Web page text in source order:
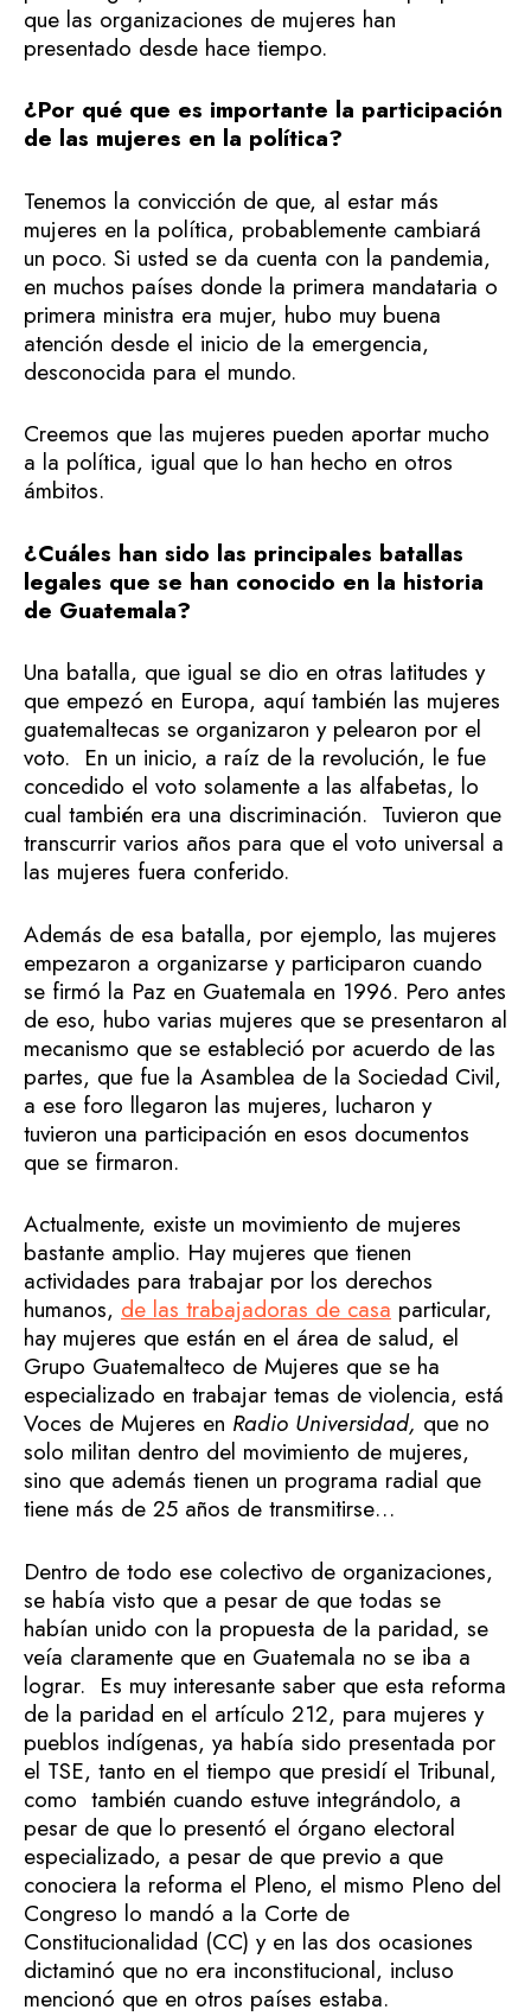
que las organizaciones de mujeres han
presentado desde hace tiempo.
¿Por qué que es importante la participación
de las mujeres en la política?
Tenemos la convicción de que, al estar más
mujeres en la política, probablemente cambiará
un poco. Si usted se da cuenta con la pandemia,
en muchos países donde la primera mandataria o
primera ministra era mujer, hubo muy buena
atención desde el inicio de la emergencia,
desconocida para el mundo.
Creemos que las mujeres pueden aportar mucho
a la política, igual que lo han hecho en otros
ámbitos.
¿Cuáles han sido las principales batallas
legales que se han conocido en la historia
de Guatemala?
Una batalla, que igual se dio en otras latitudes y
que empezó en Europa, aquí también las mujeres
guatemaltecas se organizaron y pelearon por el
voto. En un inicio, a raíz de la revolución, le fue
concedido el voto solamente a las alfabetas, lo
cual también era una discriminación. Tuvieron que
transcurrir varios años para que el voto universal a
las mujeres fuera conferido.
Además de esa batalla, por ejemplo, las mujeres
empezaron a organizarse y participaron cuando
se firmó la Paz en Guatemala en 1996. Pero antes
de eso, hubo varias mujeres que se presentaron al
mecanismo que se estableció por acuerdo de las
partes, que fue la Asamblea de la Sociedad Civil,
a ese foro llegaron las mujeres, lucharon y
tuvieron una participación en esos documentos
que se firmaron.
Actualmente, existe un movimiento de mujeres
bastante amplio. Hay mujeres que tienen
actividades para trabajar por los derechos
humanos, de las trabajadoras de casa particular,
hay mujeres que están en el área de salud, el
Grupo Guatemalteco de Mujeres que se ha
especializado en trabajar temas de violencia, está
Voces de Mujeres en Radio Universidad, que no
solo militan dentro del movimiento de mujeres,
sino que además tienen un programa radial que
tiene más de 25 años de transmitirse…
Dentro de todo ese colectivo de organizaciones,
se había visto que a pesar de que todas se
habían unido con la propuesta de la paridad, se
veía claramente que en Guatemala no se iba a
lograr. Es muy interesante saber que esta reforma
de la paridad en el artículo 212, para mujeres y
pueblos indígenas, ya había sido presentada por
el TSE, tanto en el tiempo que presidí el Tribunal,
como también cuando estuve integrándolo, a
pesar de que lo presentó el órgano electoral
especializado, a pesar de que previo a que
conociera la reforma el Pleno, el mismo Pleno del
Congreso lo mandó a la Corte de
Constitucionalidad (CC) y en las dos ocasiones
dictaminó que no era inconstitucional, incluso
mencionó que en otros países estaba.